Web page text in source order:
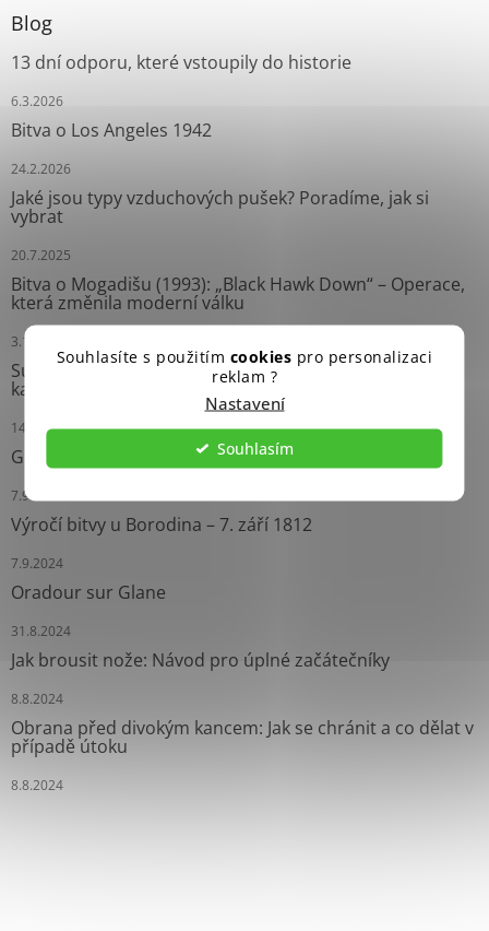
Souhlasíte s použitím cookies pro personalizaci
reklam ?
Nastavení
Souhlasím
Blog
13 dní odporu, které vstoupily do historie
6.3.2026
Bitva o Los Angeles 1942
24.2.2026
Jaké jsou typy vzduchových pušek? Poradíme, jak si
vybrat
20.7.2025
Bitva o Mogadišu (1993): „Black Hawk Down“ – Operace,
která změnila moderní válku
3.10.2024
Survival náramky: Neprávem opomíjení pomocníci
každého dobrodruha
14.9.2024
Grease Gun: Ikonický Samopal Druhé světové války
7.9.2024
Výročí bitvy u Borodina – 7. září 1812
7.9.2024
Oradour sur Glane
31.8.2024
Jak brousit nože: Návod pro úplné začátečníky
8.8.2024
Obrana před divokým kancem: Jak se chránit a co dělat v
případě útoku
8.8.2024